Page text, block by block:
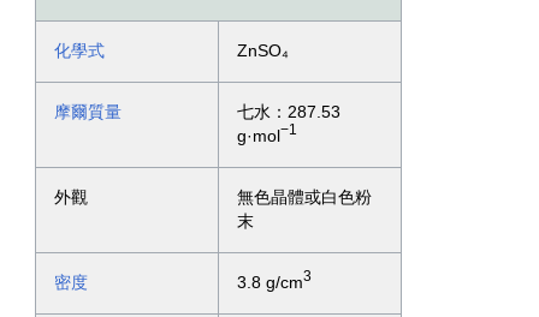
化學式 ZnSO₄
摩爾質量
七水：287.53
g·mol−1
外觀
無色晶體或白色粉
末
密度 3.8 g/cm3